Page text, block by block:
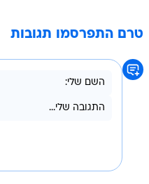
טרם התפרסמו תגובות